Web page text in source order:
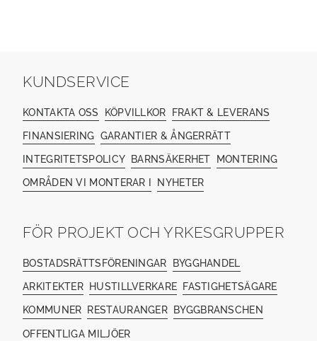
KUNDSERVICE
KONTAKTA OSS KÖPVILLKOR FRAKT & LEVERANS
FINANSIERING GARANTIER & ÅNGERRÄTT
INTEGRITETSPOLICY BARNSÄKERHET MONTERING
OMRÅDEN VI MONTERAR I NYHETER
FÖR PROJEKT OCH YRKESGRUPPER
BOSTADSRÄTTSFÖRENINGAR BYGGHANDEL
ARKITEKTER HUSTILLVERKARE FASTIGHETSÄGARE
KOMMUNER RESTAURANGER BYGGBRANSCHEN
OFFENTLIGA MILJÖER